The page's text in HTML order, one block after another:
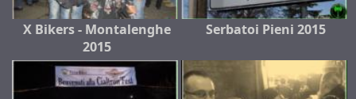
X Bikers - Montalenghe
2015
Serbatoi Pieni 2015